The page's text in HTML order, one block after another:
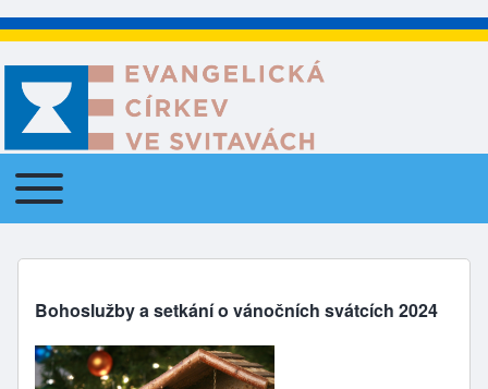
Main navigation
Toggle main menu
Bohoslužby a setkání o vánočních svátcích 2024